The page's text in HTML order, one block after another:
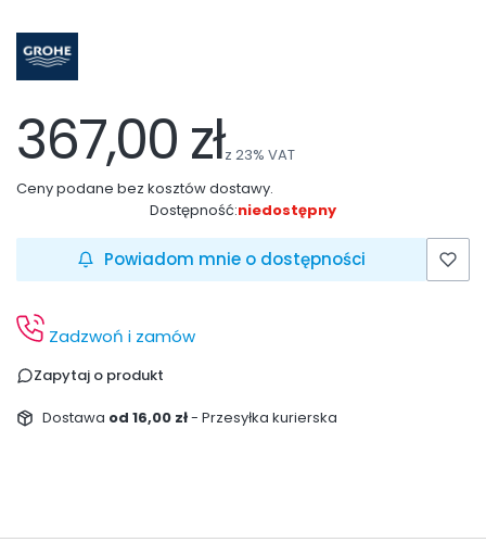
367,00 złz 23% VAT
Ceny podane bez kosztów dostawy.
Dostępność:niedostępny
Powiadom mnie o dostępności
Zadzwoń i zamów
Zapytaj o produkt
Dostawa od 16,00 zł- Przesyłka kurierska